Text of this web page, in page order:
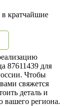
кратчайшие
87611439 для
Чтобы
свяжется
деталь и
вашего региона.